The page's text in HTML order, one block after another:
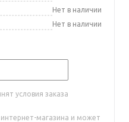
Нет в наличии
Нет в наличии
условия заказа
магазина и может